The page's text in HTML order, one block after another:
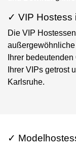
✓ VIP Hostess
Die VIP
Ihrer
Ihrer VIPs getrost
Karlsruhe.
✓